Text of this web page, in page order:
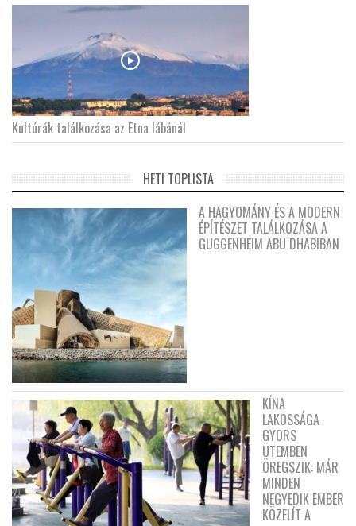
Kultúrák találkozása az Etna lábánál
HETI TOPLISTA
A HAGYOMÁNY ÉS A MODERN
ÉPÍTÉSZET TALÁLKOZÁSA A
GUGGENHEIM ABU DHABIBAN
KÍNA
LAKOSSÁGA
GYORS
ÜTEMBEN
ÖREGSZIK: MÁR
MINDEN
NEGYEDIK EMBER
KÖZELÍT A